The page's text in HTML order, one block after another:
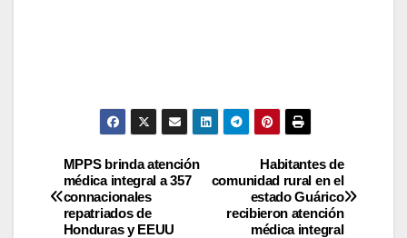
Habitantes de
comunidad rural en el
estado Guárico
recibieron atención
médica integral
MPPS brinda atención
médica integral a 357
connacionales
repatriados de
Honduras y EEUU